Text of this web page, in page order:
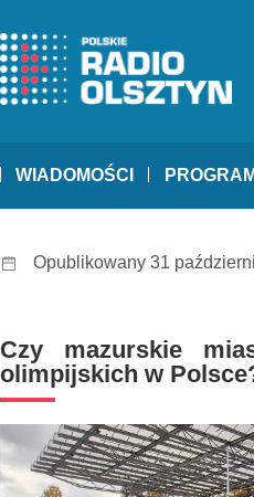
WIADOMOŚCI PROGRAM
Opublikowany 31
Czy mazurskie
olimpijskich w